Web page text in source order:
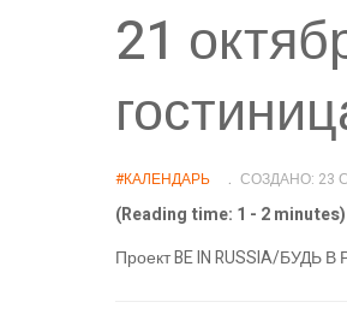
21
#КАЛЕНДАРЬ СОЗДАНО: 23
(Reading time: 1 - 2 minutes)
Проект BE IN RUSSIA/БУДЬ